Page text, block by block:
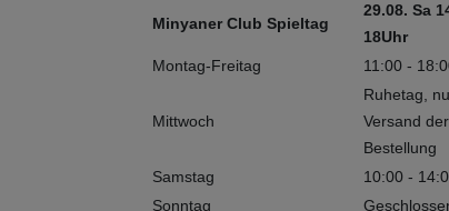
Minyaner Club Spieltag
29.08. Sa
18Uhr
Montag-Freitag
11:00 -
Mittwoch
Ruhetag,
Versand der
Bestellung
Samstag
10:00 -
Sonntag